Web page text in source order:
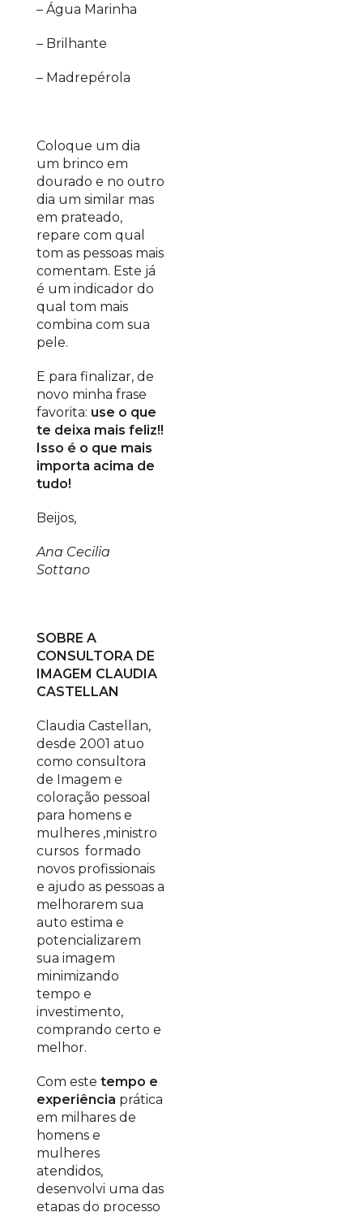
– Água Marinha
– Brilhante
– Madrepérola
Coloque um dia
um brinco em
dourado e no outro
dia um similar mas
em prateado,
repare com qual
tom as pessoas mais
comentam. Este já
é um indicador do
qual tom mais
combina com sua
pele.
E para finalizar, de
novo minha frase
favorita: use o que
te deixa mais feliz!!
Isso é o que mais
importa acima de
tudo!
Beijos,
Ana Cecilia
Sottano
SOBRE A
CONSULTORA DE
IMAGEM CLAUDIA
CASTELLAN
Claudia Castellan,
desde 2001 atuo
como consultora
de Imagem e
coloração pessoal
para homens e
mulheres ,ministro
cursos formado
novos profissionais
e ajudo as pessoas a
melhorarem sua
auto estima e
potencializarem
sua imagem
minimizando
tempo e
investimento,
comprando certo e
melhor.
Com este tempo e
experiência prática
em milhares de
homens e
mulheres
atendidos,
desenvolvi uma das
etapas do processo